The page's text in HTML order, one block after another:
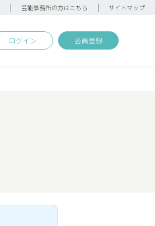
芸能事務所の方はこちら サイトマップ
ログイン 会員登録